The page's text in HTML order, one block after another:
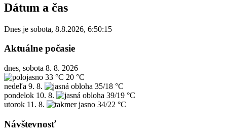
Dátum a čas
Dnes je sobota, 8.8.2026, 6:50:15
Aktuálne počasie
dnes, sobota 8. 8. 2026
33 °C 20 °C
nedeľa 9. 8.
35/18 °C
pondelok 10. 8.
39/19 °C
utorok 11. 8. 34/22 °C
Návštevnosť